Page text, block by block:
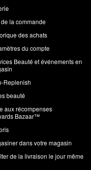
de la commande
des achats
du compte
Beauté et événements en
Replenish
beauté
aux récompenses
Bazaar™
dans votre magasin
de la livraison le jour même